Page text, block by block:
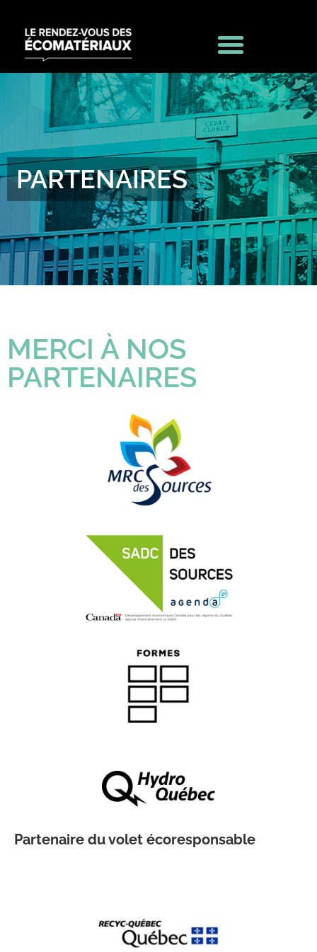
PARTENAIRES
MERCI À NOS
PARTENAIRES
Partenaire du volet écoresponsable